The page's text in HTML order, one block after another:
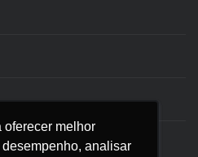
oferecer melhor
analisar
oferecer melhor
analisar